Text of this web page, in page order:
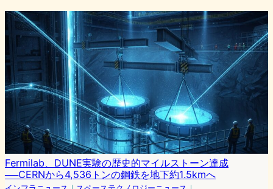
Fermilab、DUNE実験の歴史的マイルストーン達成
──CERNから4,536トンの鋼鉄を地下約1.5kmへ